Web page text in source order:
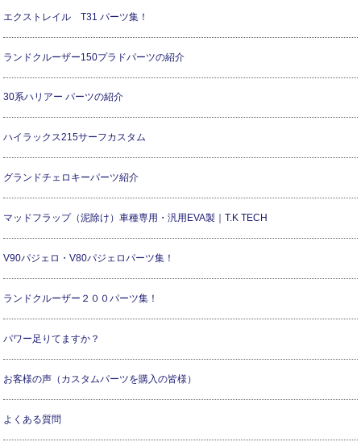
エクストレイル T31 パーツ集！
ランドクルーザー150プラドパーツの紹介
30系ハリアー パーツの紹介
ハイラックス215サーフカスタム
グランドチェロキーパーツ紹介
マッドフラップ（泥除け）車種専用・汎用EVA製｜T.K TECH
V90パジェロ・V80パジェロパーツ集！
ランドクルーザー２００パーツ集！
パワー足りてますか？
お客様の声（カスタムパーツを購入の皆様）
よくある質問